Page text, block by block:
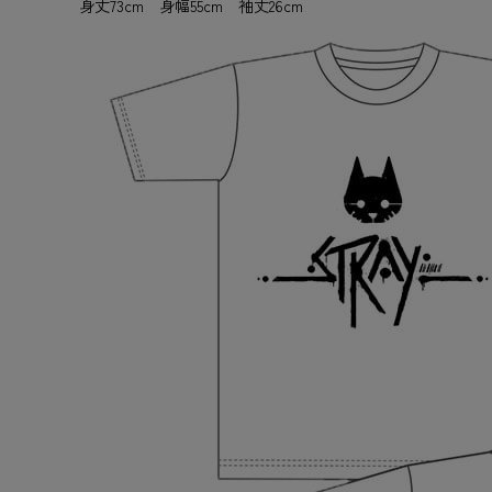
身丈73cm 身幅55cm 袖丈26cm